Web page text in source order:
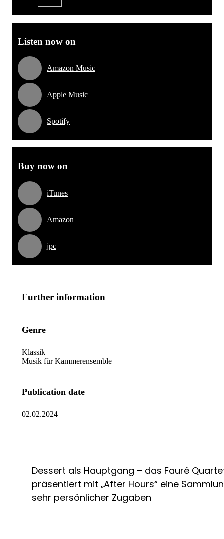
Listen now on
Amazon Music
Apple Music
Spotify
Buy now on
iTunes
Amazon
jpc
Further information
Genre
Klassik
Musik für Kammerensemble
Publication date
02.02.2024
Dessert als Hauptgang – das Fauré
präsentiert mit „After Hours“ eine
sehr persönlicher Zugaben